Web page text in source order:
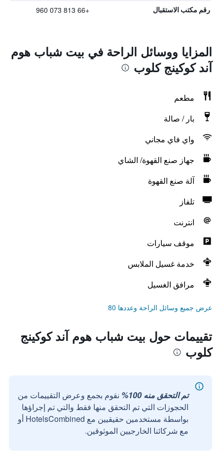
رقم مكتب الاستقبال +66 813 073 960
المزايا ووسائل الراحة في بيت شباب هوم
آند كوكينج كلوب
مطعم
بار / صالة
واي فاي مجاني
جهاز صنع القهوة/ الشاي
آلة صنع القهوة
تلفاز
انترنت
موقف سيارات
خدمة غسيل الملابس
مرافق الغسيل
عرض جميع وسائل الراحة وعددها 80
تقييمات حول بيت شباب هوم آند كوكينج
كلوب
تم التحقق منه 100%
نقوم بجمع وعرض التقييمات من
الحجوزات التي تم التحقق منها فقط والتي تم إجراؤها
بواسطة مستخدمين حقيقيين مع HotelsCombined أو
مع شركائنا الخارجيين الموثوقين.